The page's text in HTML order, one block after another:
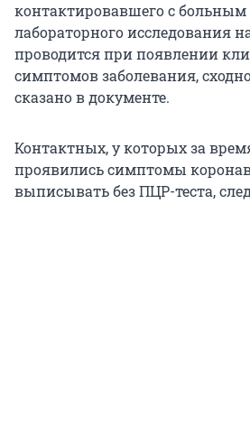
контактировавшего с больным
лабораторного исследования
проводится при появлении
симптомов заболевания,
сказано в документе.
Контактных, у которых за
проявились симптомы
выписывать без ПЦР-теста,